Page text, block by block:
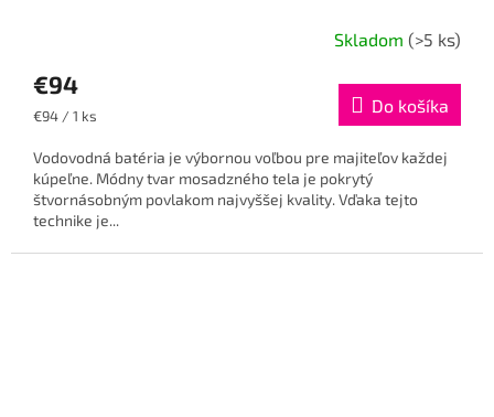
Skladom (>5 ks)
€94
Jednotková
€94 / 1 ks Do košíka
Vodovodná batéria je výbornou voľbou pre majiteľov každej
kúpeľne. Módny tvar mosadzného tela je pokrytý
štvornásobným povlakom najvyššej kvality. Vďaka tejto
technike je...